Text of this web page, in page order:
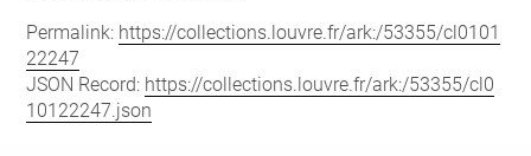
Permalink: https://collections.louvre.fr/ark:/53355/cl0101
22247
JSON Record: https://collections.louvre.fr/ark:/53355/cl0
10122247.json